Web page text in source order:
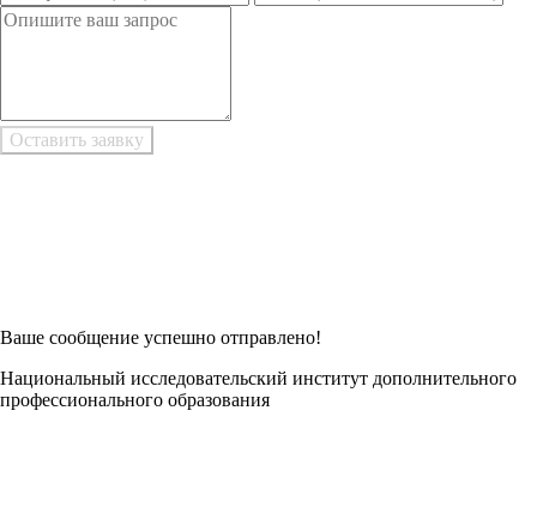
Ваше сообщение успешно отправлено!
Национальный исследовательский институт дополнительного
профессионального образования